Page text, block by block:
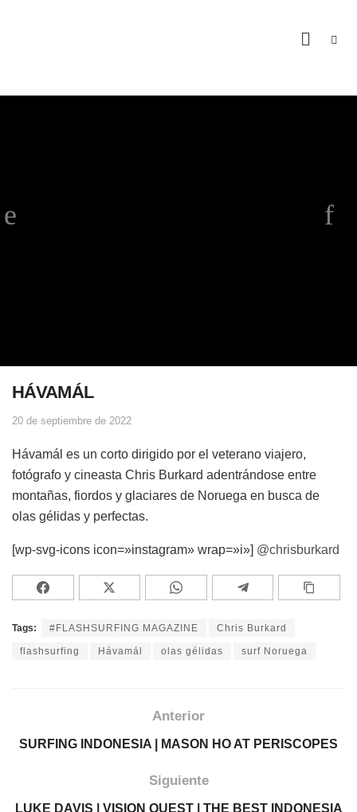
HÁVAMÁL
20 de septiembre de 2022
Hávamál es un corto dirigido por el veterano viajero,
fotógrafo y cineasta Chris Burkard adentrándose entre
montañas, fiordos y glaciares de Noruega en busca de
olas gélidas y perfectas.
[wp-svg-icons icon=»instagram» wrap=»i»] @chrisburkard
Tags: #FLASHSURFING MAGAZINE Chris Burkard
flashsurfing Hávamál olas gélidas surf Noruega
Anterior
SURFING INDONESIA | MASON HO AT PERISCOPES
Siguiente
LUKE DAVIS | VISION QUEST | THE BEST INDONESIA